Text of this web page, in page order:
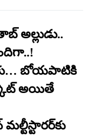
అల్లుడు..
బోయపాటికి
అయితే